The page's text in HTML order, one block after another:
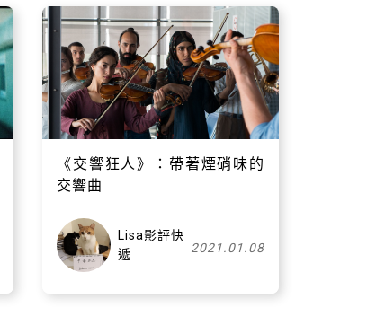
《交響狂人》：帶著煙硝味的
交響曲
Lisa影評快
遞
2021.01.08